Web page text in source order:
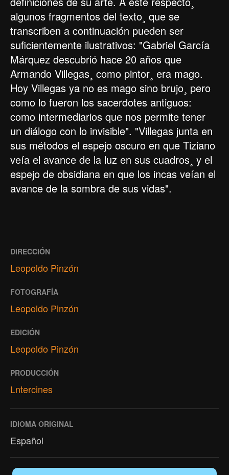
algunos fragmentos del texto¸ que se
transcriben a continuación pueden ser
suficientemente ilustrativos: "Gabriel García
Márquez descubrió hace 20 años que
Armando Villegas¸ como pintor¸ era mago.
Hoy Villegas ya no es mago sino brujo¸ pero
como lo fueron los sacerdotes antiguos:
como intermediarios que nos permite tener
un diálogo con lo invisible". "Villegas junta en
sus métodos el espejo oscuro en que Tiziano
veía el avance de la luz en sus cuadros¸ y el
espejo de obsidiana en que los incas veían el
avance de la sombra de sus vidas".
DIRECCIÓN
Leopoldo Pinzón
FOTOGRAFÍA
Leopoldo Pinzón
EDICIÓN
Leopoldo Pinzón
PRODUCCIÓN
Lntercines
IDIOMA ORIGINAL
Español